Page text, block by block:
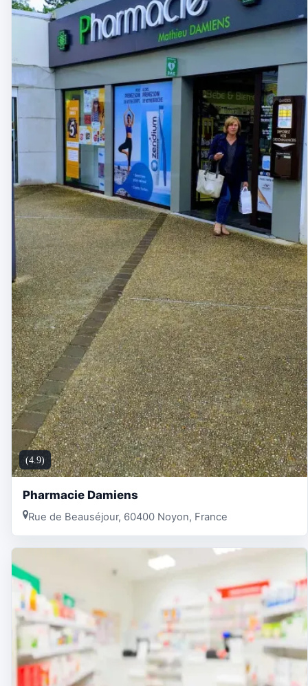
(4.9)
Pharmacie Damiens
Rue de Beauséjour, 60400 Noyon, France